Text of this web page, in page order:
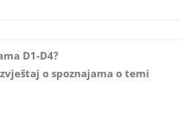
D1-D4?
o spoznajama o temi